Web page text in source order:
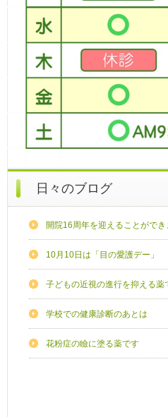
日々のブログ
開院16周年を迎えることができ
10月10日は「目の愛護デー」
子どもの近視の進行を抑える薬
学校での健康診断のあとは
花粉症の瞼に塗る薬です